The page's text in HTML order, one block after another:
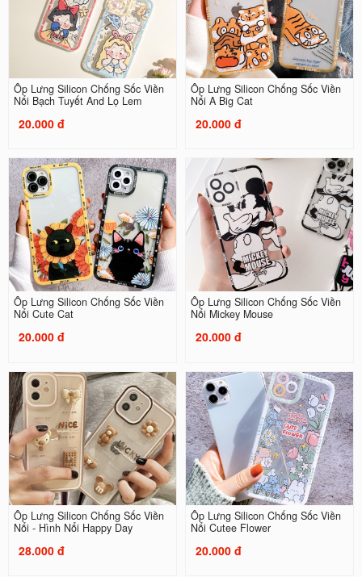
Ốp Lưng Silicon Chống Sốc Viền
Nổi Bạch Tuyết And Lọ Lem
20.000 đ
Ốp Lưng Silicon Chống Sốc Viền
Nổi A Big Cat
20.000 đ
Ốp Lưng Silicon Chống Sốc Viền
Nổi Cute Cat
20.000 đ
Ốp Lưng Silicon Chống Sốc Viền
Nổi Mickey Mouse
20.000 đ
Ốp Lưng Silicon Chống Sốc Viền
Nổi - Hình Nổi Happy Day
28.000 đ
Ốp Lưng Silicon Chống Sốc Viền
Nổi Cutee Flower
20.000 đ